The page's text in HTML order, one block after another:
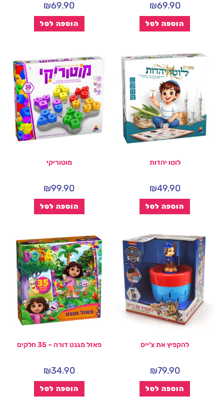
₪69.90
הוספה לסל
₪69.90
הוספה לסל
לוטו יהדות
₪49.90
הוספה לסל
מוטוריקי
₪99.90
הוספה לסל
להקפיץ את צ'ייס
₪79.90
הוספה לסל
פאזל מגנט דורה – 35 חלקים
₪34.90
הוספה לסל